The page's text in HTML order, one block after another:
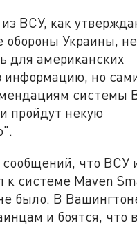
ВСУ, как
обороны Украины,
для американских
информацию, но
системы
пройдут некую
что ВСУ
к системе Maven
было. В
и боятся, что